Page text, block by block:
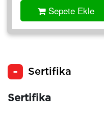
Sepete Ekle
Sertifika
Sertifika